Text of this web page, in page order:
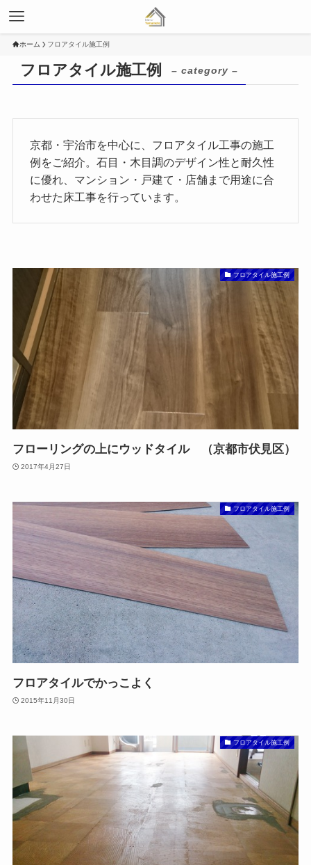
ホーム フロアタイル施工例
フロアタイル施工例 – category –
京都・宇治市を中心に、フロアタイル工事の施工
例をご紹介。石目・木目調のデザイン性と耐久性
に優れ、マンション・戸建て・店舗まで用途に合
わせた床工事を行っています。
フロアタイル施工例
フローリングの上にウッドタイル （京都市伏見区）
2017年4月27日
フロアタイル施工例
フロアタイルでかっこよく
2015年11月30日
フロアタイル施工例